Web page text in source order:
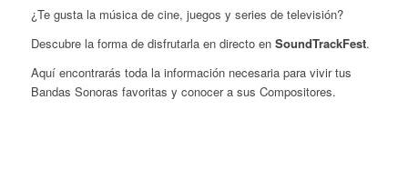
¿Te gusta la música de cine, juegos y series de televisión?
Descubre la forma de disfrutarla en directo en SoundTrackFest.
Aquí encontrarás toda la información necesaria para vivir tus
Bandas Sonoras favoritas y conocer a sus Compositores.